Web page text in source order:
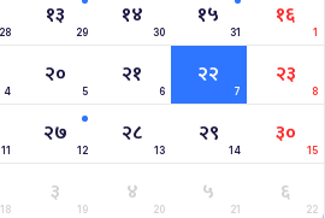
28
१३
29
१४
30
१५
31
१६
1
4
२०
5
२१
6
२२
7
२३
8
11
२७
12
२८
13
२९
14
३०
15
18
३
19
४
20
५
21
६
22